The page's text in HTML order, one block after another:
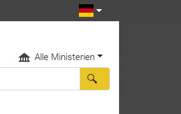
Alle Ministerien